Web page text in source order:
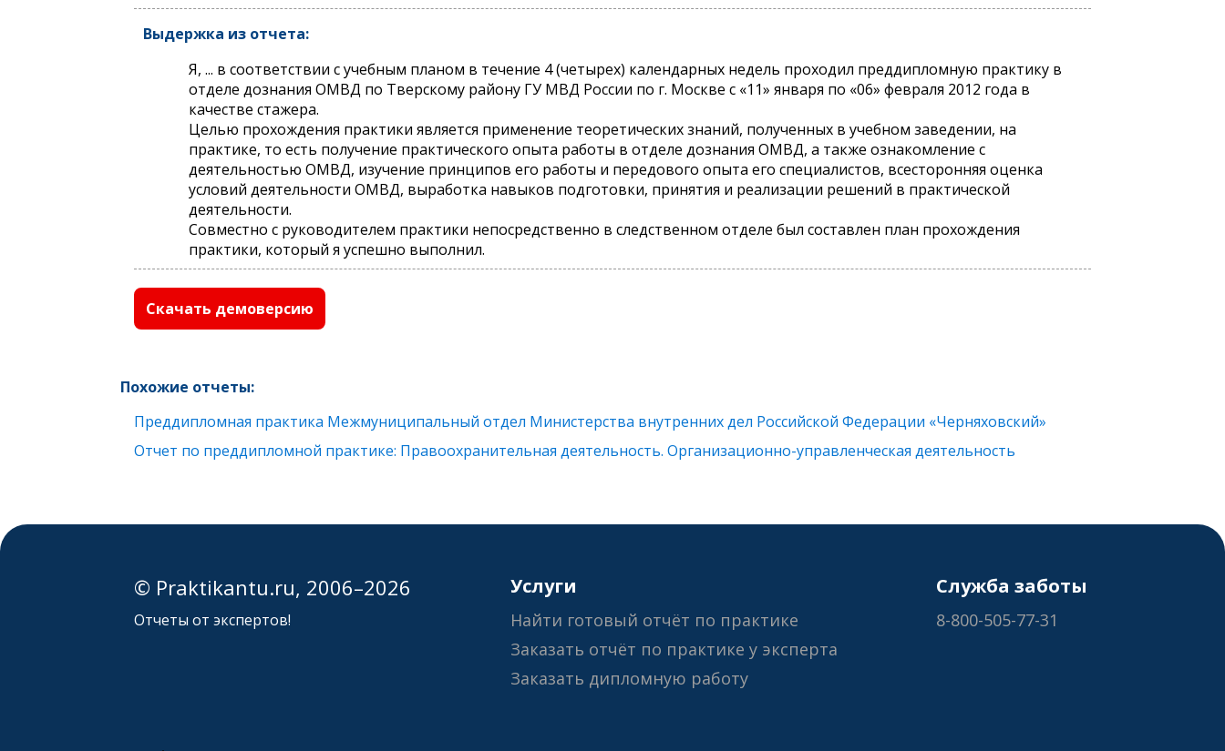
Выдержка из отчета:
Я, ... в соответствии с учебным планом в течение 4 (четырех) календарных недель проходил преддипломную практику в
отделе дознания ОМВД по Тверскому району ГУ МВД России по г. Москве с «11» января по «06» февраля 2012 года в
качестве стажера.
Целью прохождения практики является применение теоретических знаний, полученных в учебном заведении, на
практике, то есть получение практического опыта работы в отделе дознания ОМВД, а также ознакомление с
деятельностью ОМВД, изучение принципов его работы и передового опыта его специалистов, всесторонняя оценка
условий деятельности ОМВД, выработка навыков подготовки, принятия и реализации решений в практической
деятельности.
Совместно с руководителем практики непосредственно в следственном отделе был составлен план прохождения
практики, который я успешно выполнил.
Скачать демоверсию
Похожие отчеты:
Преддипломная практика Межмуниципальный отдел Министерства внутренних дел Российской Федерации «Черняховский»
Отчет по преддипломной практике: Правоохранительная деятельность. Организационно-управленческая деятельность
© Praktikantu.ru, 2006–2026
Отчеты от экспертов!
Услуги
Найти готовый отчёт по практике
Заказать отчёт по практике у эксперта
Заказать дипломную работу
Служба заботы
8-800-505-77-31